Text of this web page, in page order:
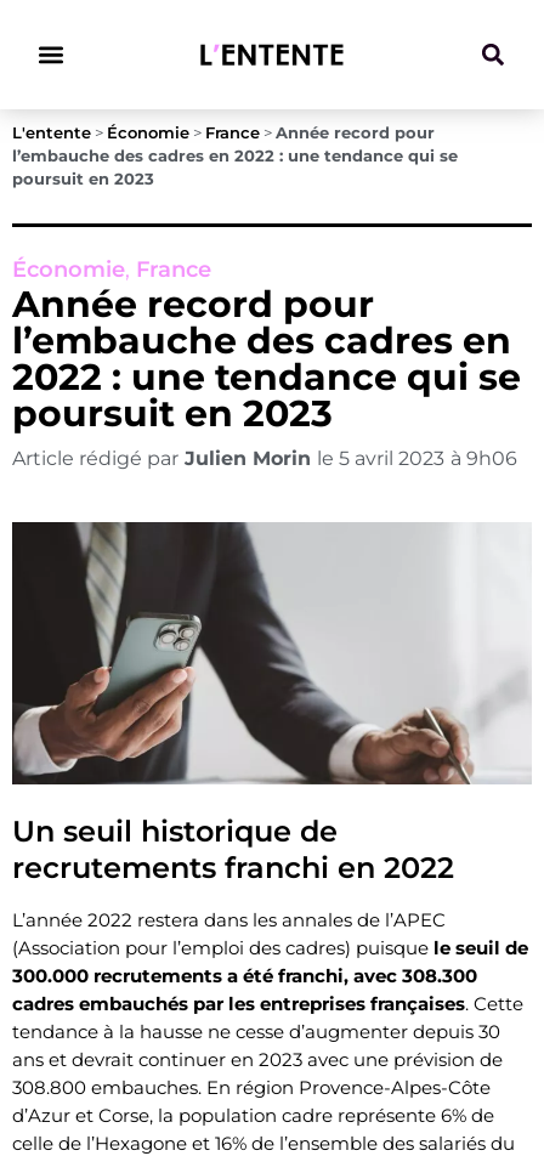
L'entente > Économie > France > Année record pour
l’embauche des cadres en 2022 : une tendance qui se
poursuit en 2023
Économie, France
Année record pour
l’embauche des cadres en
2022 : une tendance qui se
poursuit en 2023
Article rédigé par Julien Morin le 5 avril 2023 à 9h06
Un seuil historique de
recrutements franchi en 2022
L’année 2022 restera dans les annales de l’APEC
(Association pour l’emploi des cadres) puisque le seuil de
300.000 recrutements a été franchi, avec 308.300
cadres embauchés par les entreprises françaises. Cette
tendance à la hausse ne cesse d’augmenter depuis 30
ans et devrait continuer en 2023 avec une prévision de
308.800 embauches. En région Provence-Alpes-Côte
d’Azur et Corse, la population cadre représente 6% de
celle de l’Hexagone et 16% de l’ensemble des salariés du